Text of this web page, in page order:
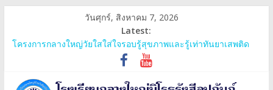
content
วันศุกร์, สิงหาคม 7, 2026
Latest:
โครงการค่ายเยาวชน หัวใจสุจริต มีจิตสาธารณะ
โครงการกลางใหญ่วัยใสใส่ใจรอบรู้สุขภาพและรู้เท่าทันยาเสพติด
ประชุมสามัญกลุ่มเครือข่ายภูพระบาท
โครงการ 60 ปี ไทยฮอนด้า ขับขี่ปลอดภัย เพื่อสังคมไทยยั่งยืน มอบ